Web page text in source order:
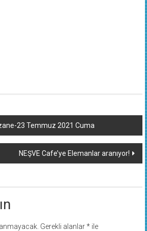
23 Temmuz 2021 Cuma
NEŞVE Cafe’ye Elemanlar aranıyor!
Gerekli alanlar*ile